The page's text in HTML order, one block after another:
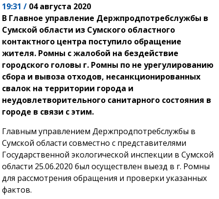
19:31 / 04 августа 2020
В Главное управление Держпродпотребслужбы в
Сумской области из Сумского областного
контактного центра поступило обращение
жителя. Ромны с жалобой на бездействие
городского головы г. Ромны по не урегулированию
сбора и вывоза отходов, несанкционированных
свалок на территории города и
неудовлетворительного санитарного состояния в
городе в связи с этим.
Главным управлением Держпродпотребслужбы в
Сумской области совместно с представителями
Государственной экологической инспекции в Сумской
области 25.06.2020 был осуществлен выезд в г. Ромны
для рассмотрения обращения и проверки указанных
фактов.